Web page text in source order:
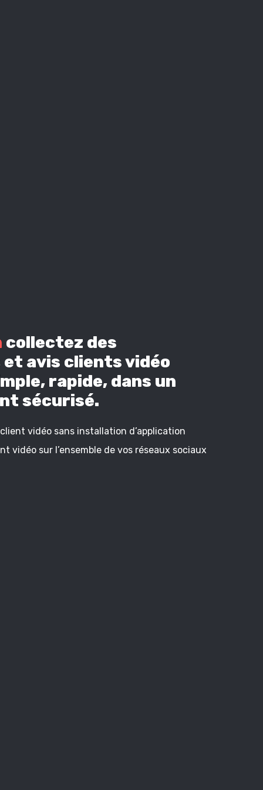
collectez des
et avis clients vidéo
rapide, dans un
sécurisé.
vidéo sans installation d’application
vidéo sur l’ensemble de vos réseaux sociaux